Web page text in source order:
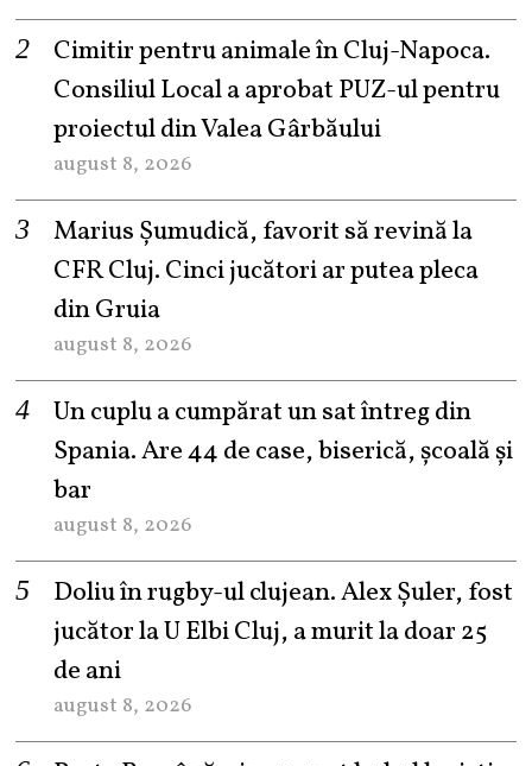
Cimitir pentru animale în Cluj-Napoca.
Consiliul Local a aprobat PUZ-ul pentru
proiectul din Valea Gârbăului
august 8, 2026
Marius Șumudică, favorit să revină la
CFR Cluj. Cinci jucători ar putea pleca
din Gruia
august 8, 2026
Un cuplu a cumpărat un sat întreg din
Spania. Are 44 de case, biserică, școală și
bar
august 8, 2026
Doliu în rugby-ul clujean. Alex Șuler, fost
jucător la U Elbi Cluj, a murit la doar 25
de ani
august 8, 2026